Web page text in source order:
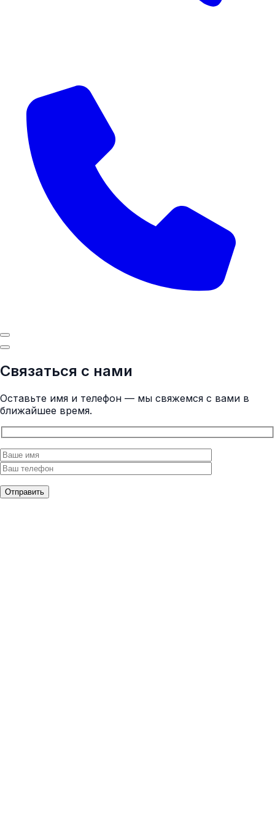
Связаться с нами
Оставьте имя и телефон — мы свяжемся с вами в
ближайшее время.
Отправить